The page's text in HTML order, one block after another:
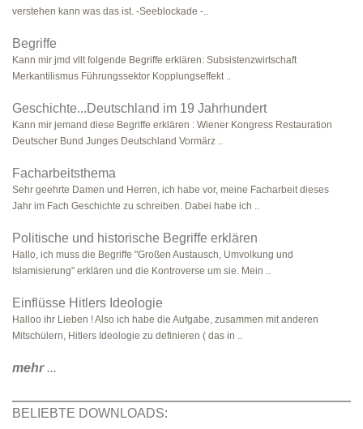
verstehen kann was das ist. -Seeblockade -..
Begriffe
Kann mir jmd vllt folgende Begriffe erklären: Subsistenzwirtschaft
Merkantilismus Führungssektor Kopplungseffekt ..
Geschichte...Deutschland im 19 Jahrhundert
Kann mir jemand diese Begriffe erklären : Wiener Kongress Restauration
Deutscher Bund Junges Deutschland Vormärz ..
Facharbeitsthema
Sehr geehrte Damen und Herren, ich habe vor, meine Facharbeit dieses
Jahr im Fach Geschichte zu schreiben. Dabei habe ich ..
Politische und historische Begriffe erklären
Hallo, ich muss die Begriffe "Großen Austausch, Umvolkung und
Islamisierung" erklären und die Kontroverse um sie. Mein ..
Einflüsse Hitlers Ideologie
Halloo ihr Lieben ! Also ich habe die Aufgabe, zusammen mit anderen
Mitschülern, Hitlers Ideologie zu definieren ( das in ..
mehr...
BELIEBTE DOWNLOADS: